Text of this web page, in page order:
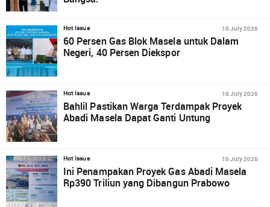
Hot Issue 16 July 2026
60 Persen Gas Blok Masela untuk Dalam
Negeri, 40 Persen Diekspor
Hot Issue 16 July 2026
Bahlil Pastikan Warga Terdampak Proyek
Abadi Masela Dapat Ganti Untung
Hot Issue 16 July 2026
Ini Penampakan Proyek Gas Abadi Masela
Rp390 Triliun yang Dibangun Prabowo